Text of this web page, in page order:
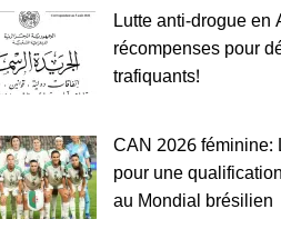
Lutte anti-drogue
récompenses pour
trafiquants!
CAN 2026 féminine:
pour une
au Mondial brésilien